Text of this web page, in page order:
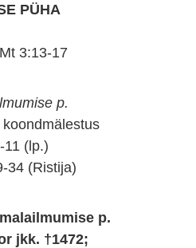
PÜHA
3:13-17
p.
11 (lp.)
34 (Ristija)
p.
jkk. †1472;